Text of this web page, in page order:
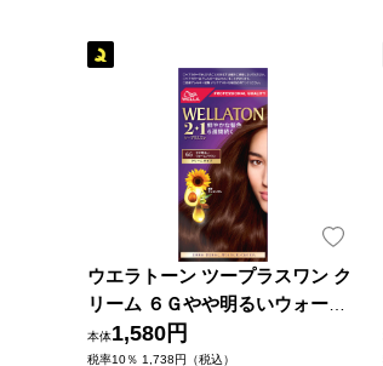
ウエラトーン ツープラスワン ク
リーム ６Ｇやや明るいウォーム
ブラウン ６０ｇ＋６０ｍｌ Ｗｅ
ｌｌａ ＡＧ (医薬部外品)
本体1,580円
税率10％ 1,738円（税込）